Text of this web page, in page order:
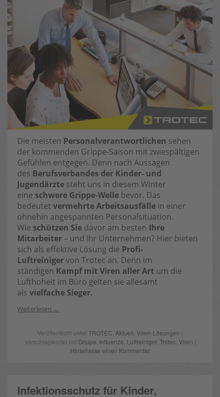
Die meisten Personalverantwortlichen sehen
der kommenden Grippe-Saison mit zwiespältigen
Gefühlen entgegen. Denn nach Aussagen
des Berufsverbandes der Kinder- und
Jugendärzte steht uns in diesem Winter
eine schwere Grippe-Welle bevor. Das
bedeutet vermehrte Arbeitsausfälle in einer
ohnehin angespannten Personalsituation.
Wie schützen Sie davor am besten Ihre
Mitarbeiter – und Ihr Unternehmen? Hier bieten
sich als effektive Lösung die Profi-
Luftreinigervon Trotec an. Denn im
ständigen Kampf mit Viren aller Art um die
Lufthoheit im Büro gelten sie allesamt
als vielfache Sieger.
Weiterlesen
Veröffentlicht unterTROTEC Aktuell Viren-Lösungen |
Verschlagwortet mit Grippe Influenza Luftreiniger, Trotec, Viren |
Hinterlasse einen Kommentar
Infektionsschutz für Kinder,